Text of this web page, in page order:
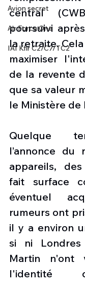
Avion secret
Air Force One
IAI Kfir C2/C7/TC2
central
poursuivi
la retraite.
maximiser
de la revente
que sa valeur
le Ministère de
Quelque
l’annonce
appareils,
fait surface
éventuel
rumeurs ont
il y a environ
si ni Londres
Martin n'ont
l'identité